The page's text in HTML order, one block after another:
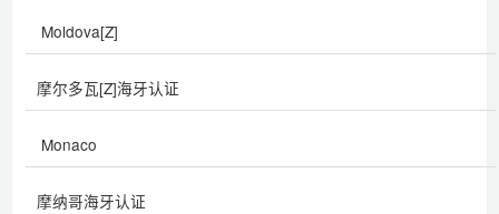
Moldova[Z]
摩尔多瓦[Z]海牙认证
Monaco
摩纳哥海牙认证